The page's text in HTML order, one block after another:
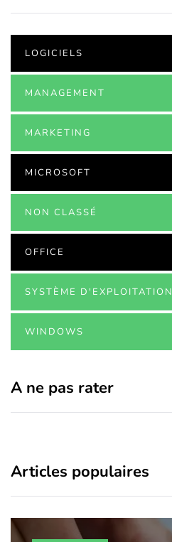
LOGICIELS
MANAGEMENT
MARKETING
MICROSOFT
NON CLASSÉ
OFFICE
SYSTÈME D'EXPLOITATION
WINDOWS
A ne pas rater
Articles populaires